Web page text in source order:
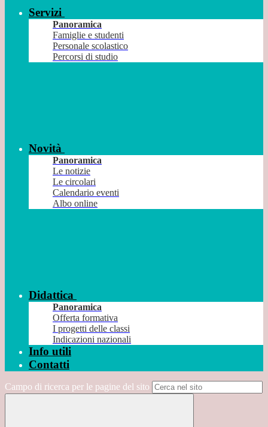
Servizi
Panoramica
Famiglie e studenti
Personale scolastico
Percorsi di studio
Novità
Panoramica
Le notizie
Le circolari
Calendario eventi
Albo online
Didattica
Panoramica
Offerta formativa
I progetti delle classi
Indicazioni nazionali
Info utili
Contatti
Campo di ricerca per le pagine del sito